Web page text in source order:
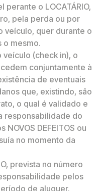
perante o LOCATÁRIO,
pela perda ou por
veículo, quer durante o
o mesmo.
(check in), o
conjuntamente à
de eventuais
que, existindo, são
o qual é validado e
responsabilidade do
NOVOS DEFEITOS ou
no momento da
prevista no número
pelos
de aluguer.